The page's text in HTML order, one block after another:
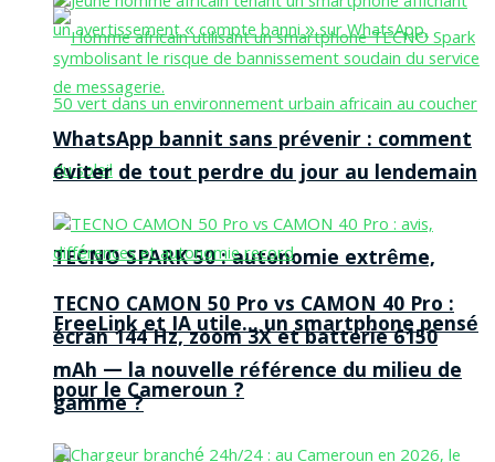
TECNO SPARK 50 : autonomie extrême,
FreeLink et IA utile… un smartphone pensé
pour le Cameroun ?
WhatsApp bannit sans prévenir : comment
éviter de tout perdre du jour au lendemain
TECNO CAMON 50 Pro vs CAMON 40 Pro :
écran 144 Hz, zoom 3X et batterie 6150
mAh — la nouvelle référence du milieu de
gamme ?